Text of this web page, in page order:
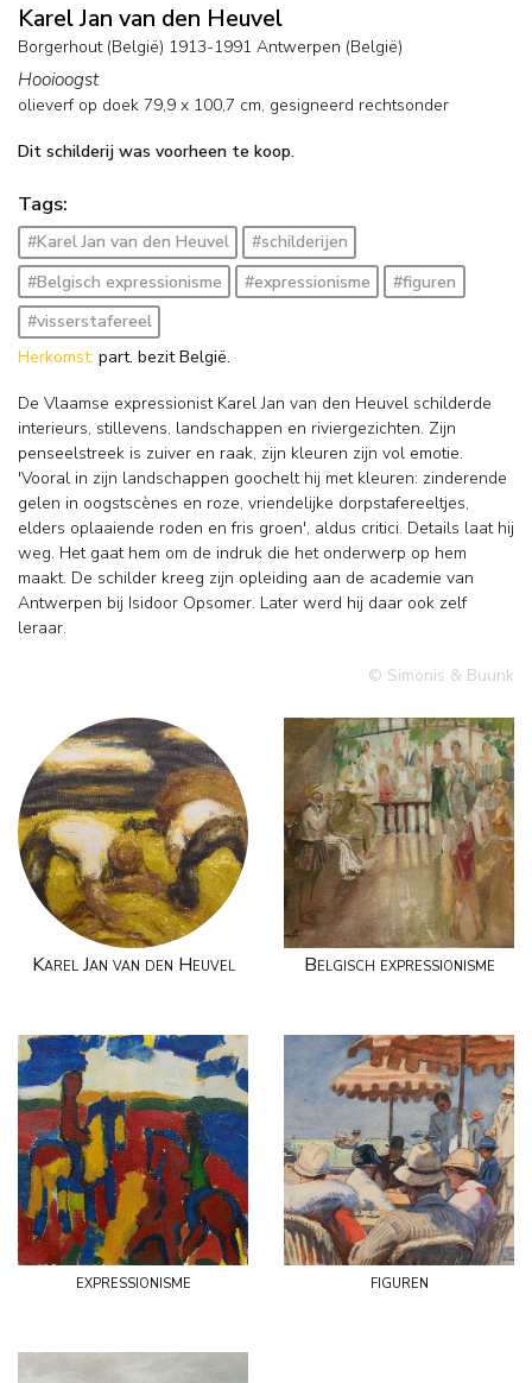
Karel Jan van den Heuvel
Borgerhout (België) 1913-1991 Antwerpen (België)
Hooioogst
olieverf op doek 79,9 x 100,7 cm, gesigneerd rechtsonder
Dit schilderij was voorheen te koop.
Tags:
#Karel Jan van den Heuvel
#schilderijen
#Belgisch expressionisme
#expressionisme
#figuren
#visserstafereel
Herkomst: part. bezit België.
De Vlaamse expressionist Karel Jan van den Heuvel schilderde
interieurs, stillevens, landschappen en riviergezichten. Zijn
penseelstreek is zuiver en raak, zijn kleuren zijn vol emotie.
'Vooral in zijn landschappen goochelt hij met kleuren: zinderende
gelen in oogstscènes en roze, vriendelijke dorpstafereeltjes,
elders oplaaiende roden en fris groen', aldus critici. Details laat hij
weg. Het gaat hem om de indruk die het onderwerp op hem
maakt. De schilder kreeg zijn opleiding aan de academie van
Antwerpen bij Isidoor Opsomer. Later werd hij daar ook zelf
leraar.
© Simonis & Buunk
Karel Jan van den Heuvel Belgisch expressionisme
expressionisme figuren